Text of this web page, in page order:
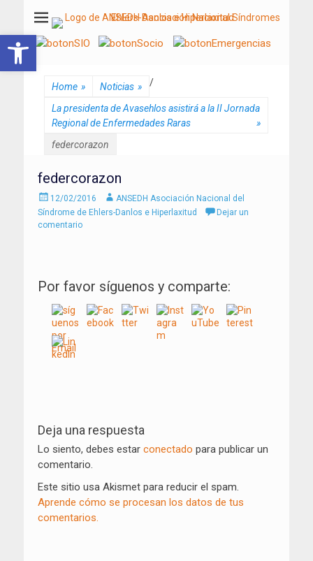
ANSEDH
Asociación Nacional del Síndrome de Ehlers-Danlos e Hiperlaxitud
Home » Noticias » /
La presidenta de Avasehlos asistirá a la II Jornada
Regional de Enfermedades Raras
»
federcorazon
federcorazon
Enviado
el
12/02/2016 AutorANSEDH Asociación Nacional del
Síndrome de Ehlers-Danlos e Hiperlaxitud
Dejar un
comentario
Por favor síguenos y comparte:
de
entradas
Deja una respuesta
Lo siento, debes estar conectado para publicar un
comentario.
Este sitio usa Akismet para reducir el spam.
Aprende cómo se procesan los datos de tus
comentarios.
Abrir barra de herramientas